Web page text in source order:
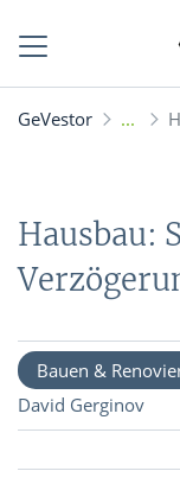
GeVestor
Hausbau:
Bauen &
David Gerginov